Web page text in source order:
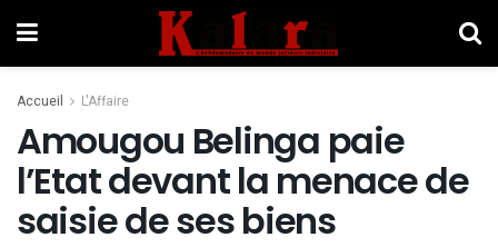
Accueil L'Affaire
Amougou Belinga paie
l’Etat devant la menace de
saisie de ses biens